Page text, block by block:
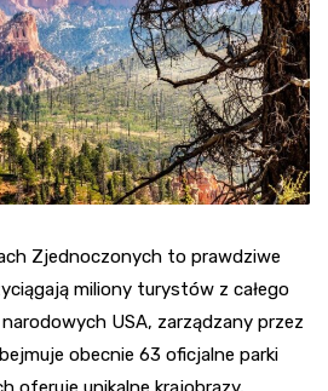
Zjednoczonych to prawdziwe
miliony turystów z całego
USA, zarządzany przez
obecnie 63 oficjalne parki